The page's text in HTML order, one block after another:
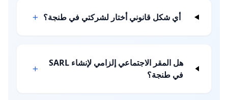
أي شكل قانوني أختار لشركتي في طنجة؟
هل المقر الاجتماعي إلزامي لإنشاء SARL
في طنجة؟